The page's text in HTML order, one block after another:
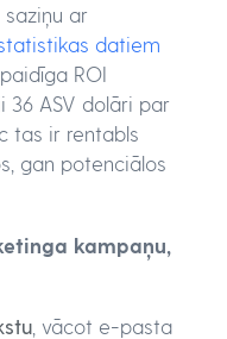
ar
datiem
ROI
36 ASV dolāri par
tas ir rentabls
gan potenciālos
kampaņu,
, vācot e-pasta